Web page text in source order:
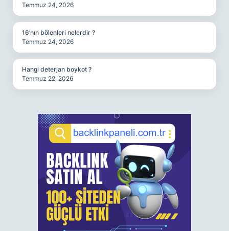
Temmuz 24, 2026
16’nın bölenleri nelerdir ?
Temmuz 24, 2026
Hangi deterjan boykot ?
Temmuz 22, 2026